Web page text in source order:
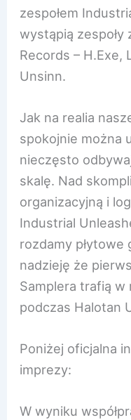
zespołem
wystąpią zespoły
Records – H.Exe,
Unsinn.
Jak na realia
spokojnie można
nieczęsto
skalę. Nad
organizacyjną i
Industrial
rozdamy płytowe
nadzieję że
Samplera trafią w
podczas Halotan
Poniżej oficjalna
imprezy:
W wyniku